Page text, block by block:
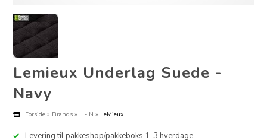
Lemieux Underlag Suede -
Navy
Forside » Brands » L - N » LeMieux
Levering til pakkeshop/pakkeboks 1-3 hverdage